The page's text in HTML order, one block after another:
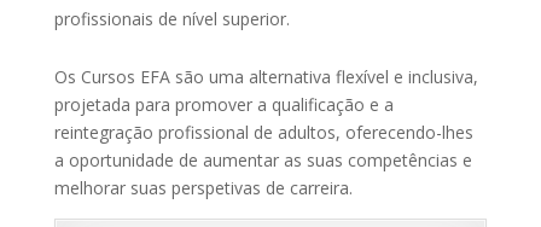
profissionais de nível superior.
Os Cursos EFA são uma alternativa flexível e inclusiva,
projetada para promover a qualificação e a
reintegração profissional de adultos, oferecendo-lhes
a oportunidade de aumentar as suas competências e
melhorar suas perspetivas de carreira.